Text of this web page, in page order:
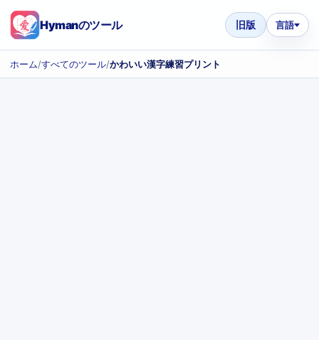
Hymanのツール 旧版 言語
ホーム/すべてのツール/かわいい漢字練習プリント